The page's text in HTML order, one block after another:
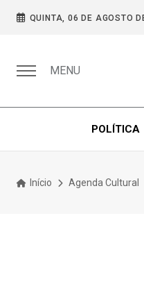
QUINTA, 06 DE AGOSTO
MENU
POLÍTICA
Início Agenda Cultural